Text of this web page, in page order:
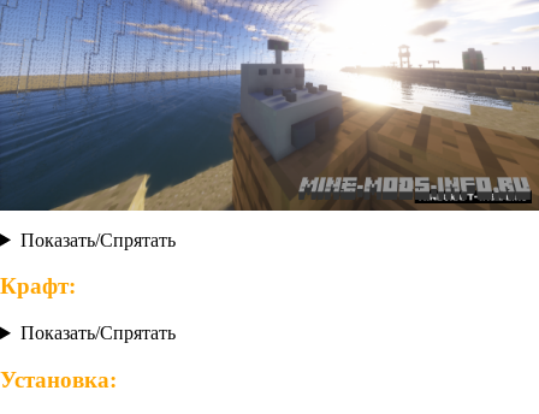
Показать/Спрятать
Крафт:
Показать/Спрятать
Установка: